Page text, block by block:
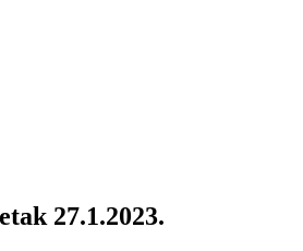
27.1.2023.